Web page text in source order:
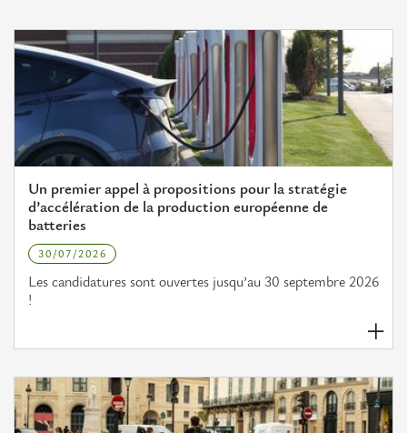
Un premier appel à propositions pour la stratégie
d’accélération de la production européenne de
batteries
30/07/2026
Les candidatures sont ouvertes jusqu’au 30 septembre 2026
!